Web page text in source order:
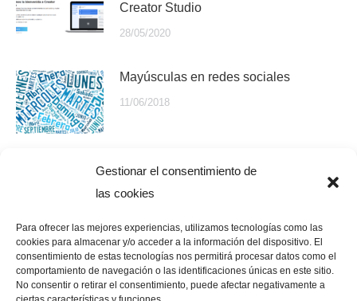
Gestionar el consentimiento de
las cookies
Para ofrecer las mejores experiencias, utilizamos tecnologías como las
cookies para almacenar y/o acceder a la información del dispositivo. El
consentimiento de estas tecnologías nos permitirá procesar datos como el
comportamiento de navegación o las identificaciones únicas en este sitio.
No consentir o retirar el consentimiento, puede afectar negativamente a
Creator Studio
28/05/2020
Mayúsculas en redes sociales
11/06/2018
Diseñar con Canva
21/02/2017